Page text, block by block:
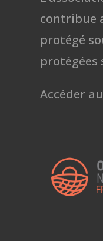
contribue
protégé
protégées
Accéder